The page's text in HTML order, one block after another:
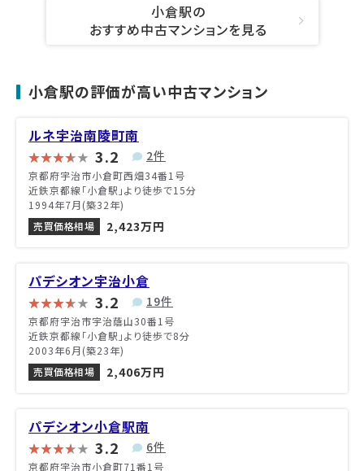
小倉駅の
おすすめ中古マンションを見る
小倉駅の評価が高い中古マンション
ルネ宇治南陵町南
3.2 2件
京都府宇治市小倉町西畑34番1号
近鉄京都線「小倉駅」より徒歩で15分
1994年7月(築32年)
売買価格相場
2,423万円
パデシオン宇治小倉
3.2 19件
京都府宇治市宇治蔭山30番1号
近鉄京都線「小倉駅」より徒歩で8分
2003年6月(築23年)
売買価格相場
2,406万円
パデシオン小倉駅南
3.2 6件
京都府宇治市小倉町71番1号